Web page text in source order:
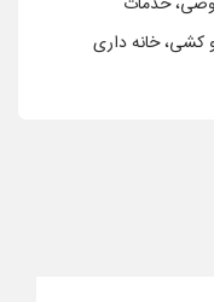
خانه داری